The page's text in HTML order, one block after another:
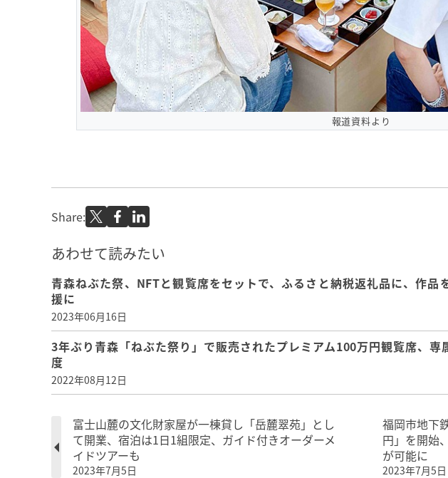
報道資料より
Share:
あわせて読みたい
青森ねぶた祭、NFTと観覧席をセットで、ふるさと納税返礼品に、作品
援に
2023年06月16日
3年ぶり青森「ねぶた祭り」で販売されたプレミアム100万円観覧席、
度
2022年08月12日
富士山麓の文化財家屋が一棟貸し「岳麓翠苑」とし
て開業、宿泊は1日1組限定、ガイド付きオーダーメ
イドツアーも
2023年7月5日
福岡市地下
円」を開始
が可能に
2023年7月5日